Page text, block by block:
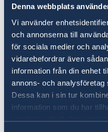
Denna webbplats
Vi använder
och annonserna till
för sociala medier och
vidarebefordrar även
information från din enhet
annons- och
Dessa kan i sin tur
information som du har
samlat in när du har
From 9 April, you
visit the
certain
10 Sep 2024
New ministers
Foreign Affairs